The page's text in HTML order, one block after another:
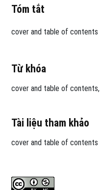
Tóm tắt
cover and table of contents
Từ khóa
cover and table of contents
Tài liệu tham khảo
cover and table of contents